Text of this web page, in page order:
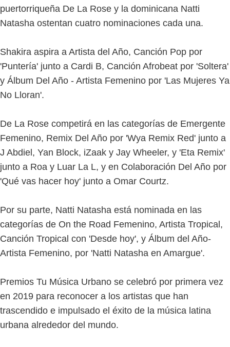
puertorriqueña De La Rose y la dominicana Natti
Natasha ostentan cuatro nominaciones cada una.
Shakira aspira a Artista del Año, Canción Pop por
'Puntería' junto a Cardi B, Canción Afrobeat por 'Soltera'
y Álbum Del Año - Artista Femenino por 'Las Mujeres Ya
No Lloran'.
De La Rose competirá en las categorías de Emergente
Femenino, Remix Del Año por 'Wya Remix Red' junto a
J Abdiel, Yan Block, iZaak y Jay Wheeler, y 'Eta Remix'
junto a Roa y Luar La L, y en Colaboración Del Año por
'Qué vas hacer hoy' junto a Omar Courtz.
Por su parte, Natti Natasha está nominada en las
categorías de On the Road Femenino, Artista Tropical,
Canción Tropical con 'Desde hoy', y Álbum del Año-
Artista Femenino, por 'Natti Natasha en Amargue'.
Premios Tu Música Urbano se celebró por primera vez
en 2019 para reconocer a los artistas que han
trascendido e impulsado el éxito de la música latina
urbana alrededor del mundo.